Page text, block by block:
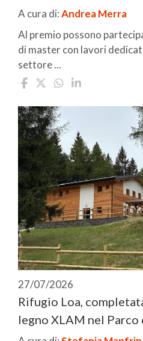
A cura di:Andrea Merra
Al premio possono
di master con lavori
settore ...
27/07/2026
Rifugio Loa,
legno XLAM nel